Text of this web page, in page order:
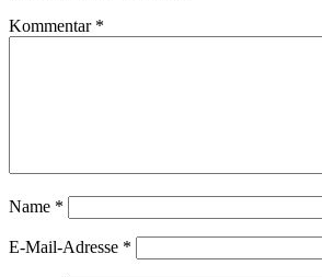
Kommentar *
Name *
E-Mail-Adresse *